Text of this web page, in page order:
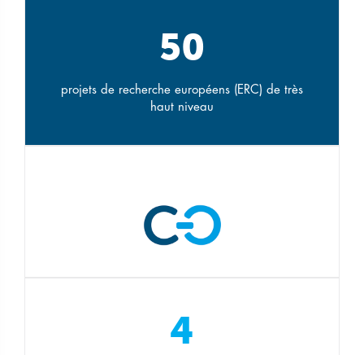
50
projets de recherche européens (ERC) de très
haut niveau
4